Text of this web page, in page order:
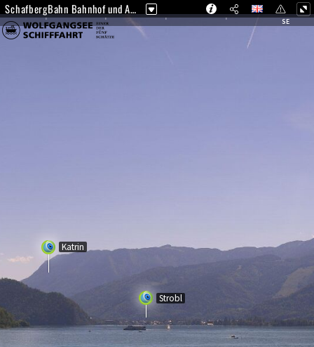
Strobl
Katrin
SE
SchafbergBahn Bahnhof und Anlegesteg WolfgangseeSchifffahrt